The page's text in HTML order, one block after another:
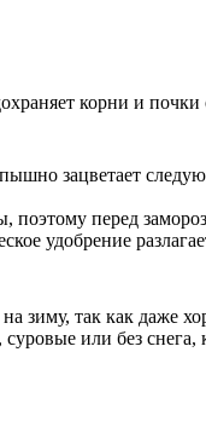
корни и почки
зацветает
перед
удобрение
зиму, так как даже
или без